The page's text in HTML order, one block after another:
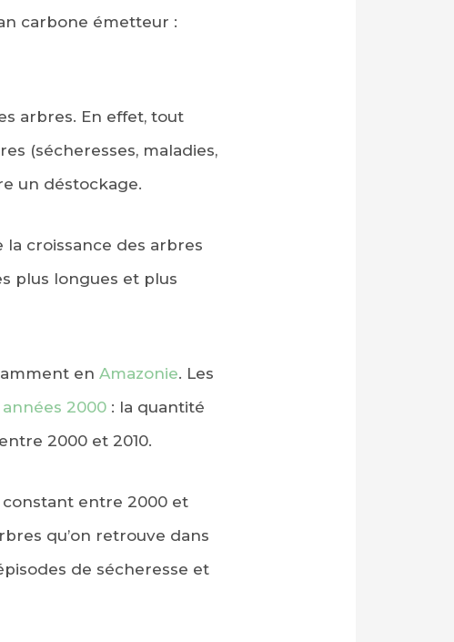
carbone émetteur :
arbres. En effet, tout
(sécheresses, maladies,
un déstockage.
croissance des arbres
plus longues et plus
en Amazonie. Les
années 2000: la quantité
2000 et 2010.
entre 2000 et
qu’on retrouve dans
de sécheresse et